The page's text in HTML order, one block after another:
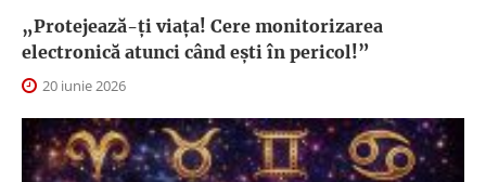
„Protejează-ți viața! Cere monitorizarea
electronică atunci când ești în pericol!”
20 iunie 2026